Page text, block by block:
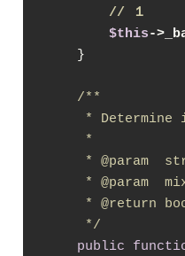
// １
$this-
    }
/**
* Determine
     *
     *
@param
     *
@param
     *
@return
     */
public